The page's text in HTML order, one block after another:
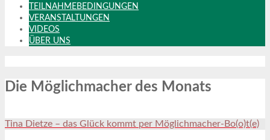
TEILNAHMEBEDINGUNGEN
VERANSTALTUNGEN
VIDEOS
ÜBER UNS
Die Möglichmacher des Monats
Tina Dietze – das Glück kommt per Möglichmacher-Bo(o)t(e)